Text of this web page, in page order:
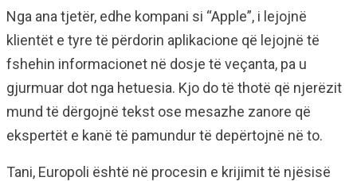
Nga ana tjetër, edhe kompani si “Apple”, i lejojnë
klientët e tyre të përdorin aplikacione që lejojnë të
fshehin informacionet në dosje të veçanta, pa u
gjurmuar dot nga hetuesia. Kjo do të thotë që njerëzit
mund të dërgojnë tekst ose mesazhe zanore që
ekspertët e kanë të pamundur të depërtojnë në to.
Tani, Europoli është në procesin e krijimit të njësisë